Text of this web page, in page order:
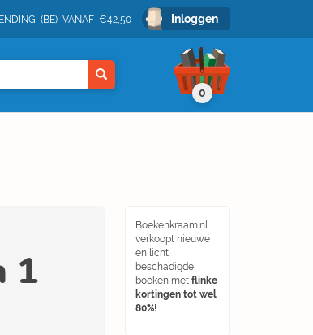
(BE) VANAF €42,50 Inloggen
0
Boekenkraam.nl
verkoopt nieuwe
en licht
beschadigde
boeken met flinke
kortingen tot wel
80%!
1